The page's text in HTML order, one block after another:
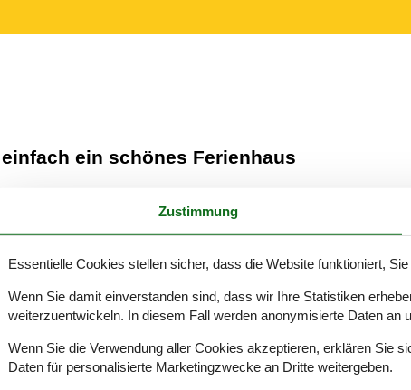
ein schönes Ferienhaus
Schöne Erlebnisse erwarten Sie
privater Ferienhäuser auf einer einzigen Website, sodass Sie
grösste Auswahl
Auswahl an privaten Ferienhäusern. Dies gibt Ihnen in Kürze einen
Urlaubserlebnisse, zwischen denen Sie sich entscheiden können,
Zustimmung
Essentielle Cookies stellen sicher, dass die Website funktioniert,
Wenn Sie damit einverstanden sind, dass wir Ihre Statistiken
weiterzuentwickeln. In diesem Fall werden anonymisierte Daten an
Wenn Sie die Verwendung aller Cookies akzeptieren, erklären Sie
Daten für personalisierte Marketingzwecke an Dritte weitergeben.